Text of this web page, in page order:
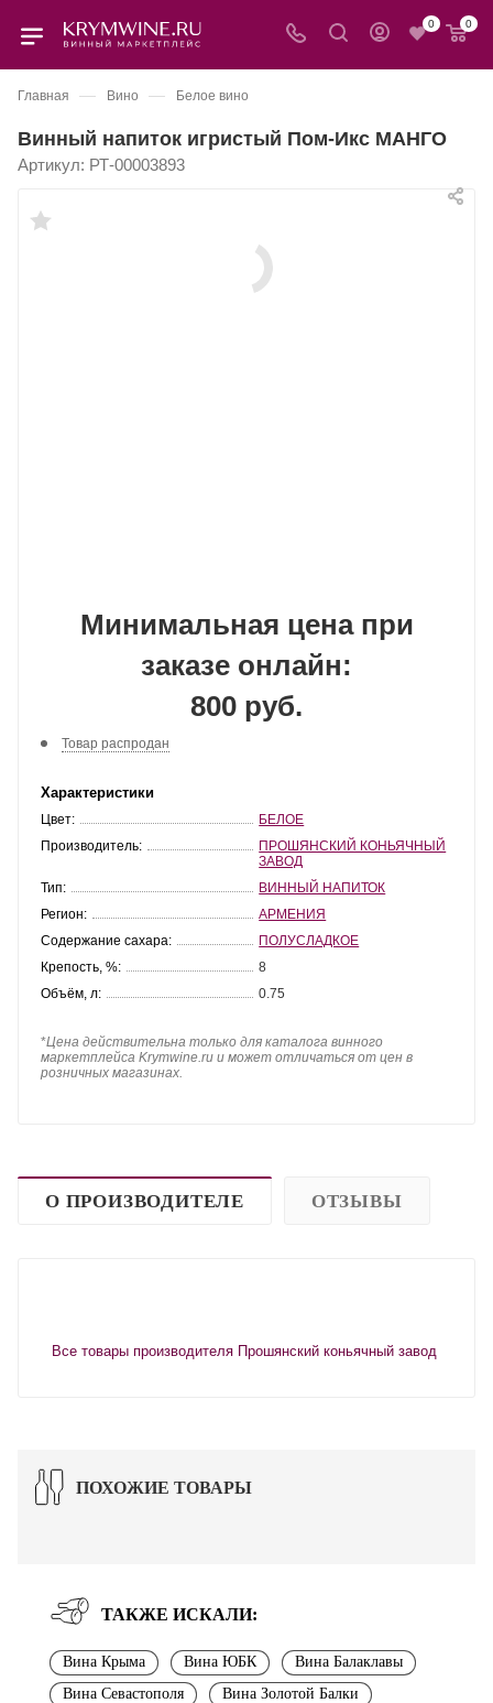
0 0
Главная — Вино — Белое вино
Винный напиток игристый Пом-Икс МАНГО
Артикул: РТ-00003893
Минимальная цена при
заказе онлайн:
800 руб.
Товар распродан
Характеристики
Цвет:
БЕЛОЕ
Производитель:
ПРОШЯНСКИЙ КОНЬЯЧНЫЙ
ЗАВОД
Тип:
ВИННЫЙ НАПИТОК
Регион:
АРМЕНИЯ
Содержание сахара:
ПОЛУСЛАДКОЕ
Крепость, %:
8
Объём, л:
0.75
*Цена действительна только для каталога винного
маркетплейса Krymwine.ru и может отличаться от цен в
розничных магазинах.
О ПРОИЗВОДИТЕЛЕ ОТЗЫВЫ
Все товары производителя Прошянский коньячный завод
ПОХОЖИЕ ТОВАРЫ
ТАКЖЕ ИСКАЛИ:
Вина Крыма Вина ЮБК
Вина Балаклавы
Вина Севастополя
Вина Золотой Балки